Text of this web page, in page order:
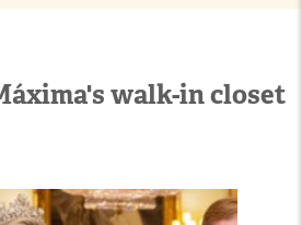
walk-in closet